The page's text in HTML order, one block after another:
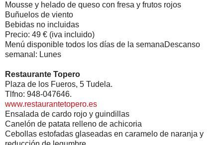
Mousse y helado de queso con fresa y frutos rojos
Buñuelos de viento
Bebidas no incluidas
Precio: 49 € (iva incluido)
Menú disponible todos los días de la semanaDescanso
semanal: Lunes
Restaurante Topero
Plaza de los Fueros, 5 Tudela.
Tlfno: 948-047646.
www.restaurantetopero.es
Ensalada de cardo rojo y guindillas
Canelón de patata relleno de achicoria
Cebollas estofadas glaseadas en caramelo de naranja y